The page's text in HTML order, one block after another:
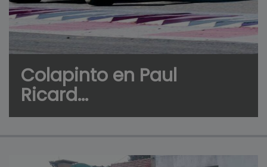
Colapinto en Paul
Ricard...